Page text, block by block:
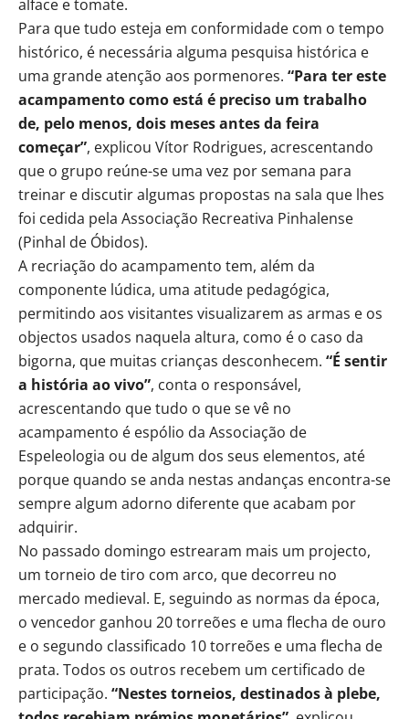
alface e tomate.
Para que tudo esteja em conformidade com o tempo
histórico, é necessária alguma pesquisa histórica e
uma grande atenção aos pormenores. “Para ter este
acampamento como está é preciso um trabalho
de, pelo menos, dois meses antes da feira
começar”, explicou Vítor Rodrigues, acrescentando
que o grupo reúne-se uma vez por semana para
treinar e discutir algumas propostas na sala que lhes
foi cedida pela Associação Recreativa Pinhalense
(Pinhal de Óbidos).
A recriação do acampamento tem, além da
componente lúdica, uma atitude pedagógica,
permitindo aos visitantes visualizarem as armas e os
objectos usados naquela altura, como é o caso da
bigorna, que muitas crianças desconhecem. “É sentir
a história ao vivo”, conta o responsável,
acrescentando que tudo o que se vê no
acampamento é espólio da Associação de
Espeleologia ou de algum dos seus elementos, até
porque quando se anda nestas andanças encontra-se
sempre algum adorno diferente que acabam por
adquirir.
No passado domingo estrearam mais um projecto,
um torneio de tiro com arco, que decorreu no
mercado medieval. E, seguindo as normas da época,
o vencedor ganhou 20 torreões e uma flecha de ouro
e o segundo classificado 10 torreões e uma flecha de
prata. Todos os outros recebem um certificado de
participação. “Nestes torneios, destinados à plebe,